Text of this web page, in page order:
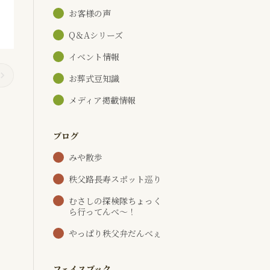
お客様の声
Q＆Aシリーズ
イベント情報
お葬式豆知識
メディア掲載情報
ブログ
みや散歩
秩父路長寿スポット巡り
むさしの探検隊ちょっく
ら行ってんべ～！
やっぱり秩父弁だんべぇ